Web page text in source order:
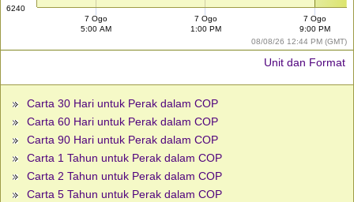
08/08/26 12:44 PM (GMT)
6240
7 Ogo
5:00 AM
7 Ogo
1:00 PM
7 Ogo
9:00 PM
Unit dan Format
Carta 30 Hari untuk Perak dalam COP
Carta 60 Hari untuk Perak dalam COP
Carta 90 Hari untuk Perak dalam COP
Carta 1 Tahun untuk Perak dalam COP
Carta 2 Tahun untuk Perak dalam COP
Carta 5 Tahun untuk Perak dalam COP